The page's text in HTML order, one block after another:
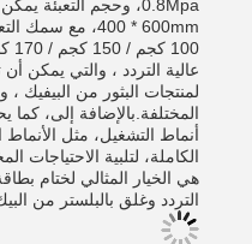
عالية التردد ، والتي يمكن
لمنتجات البثور من البيفيك ،
المختلفة.بالإضافة إلى،
أنماط التشغيل، مثل الأنماط
الكاملة، لتلبية الاحتياجات
هي الخيار المثالي لختام
التردد وغلق بالبلستر من